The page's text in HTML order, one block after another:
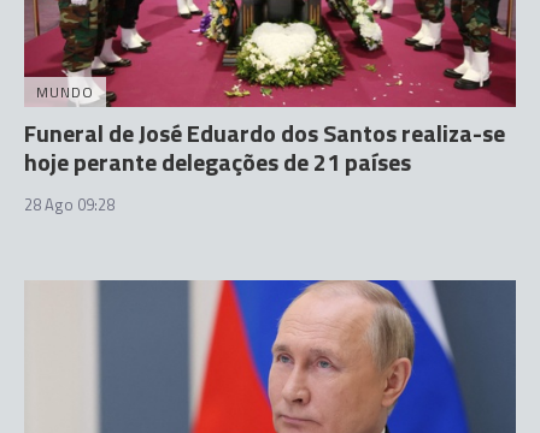
MUNDO
Funeral de José Eduardo dos Santos realiza-se
hoje perante delegações de 21 países
28 Ago 09:28